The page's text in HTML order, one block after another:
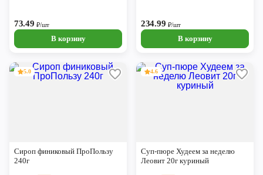
73.49₽/шт
В корзину
234.99 ₽/шт
В корзину
5.0
Сироп финиковый ПроПользу
240г
4.6
Суп-пюре Худеем за неделю
Леовит 20г куриный